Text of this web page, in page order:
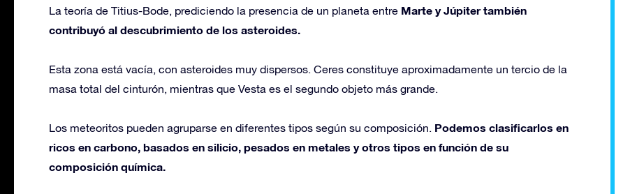
La teoría de Titius-Bode, prediciendo la presencia de un planeta entre Marte y Júpiter también
contribuyó al descubrimiento de los asteroides.
Esta zona está vacía, con asteroides muy dispersos. Ceres constituye aproximadamente un tercio de la
masa total del cinturón, mientras que Vesta es el segundo objeto más grande.
Los meteoritos pueden agruparse en diferentes tipos según su composición. Podemos clasificarlos en
ricos en carbono, basados en silicio, pesados en metales y otros tipos en función de su
composición química.